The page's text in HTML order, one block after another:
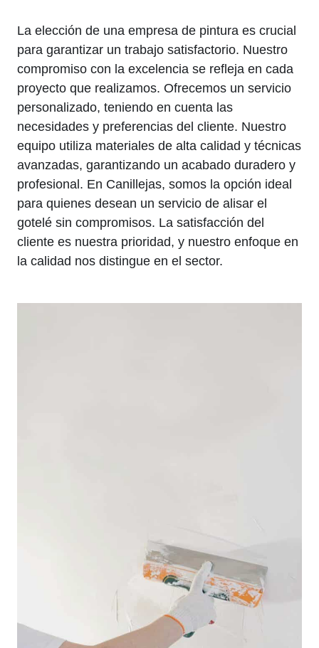
La elección de una empresa de pintura es crucial
para garantizar un trabajo satisfactorio. Nuestro
compromiso con la excelencia se refleja en cada
proyecto que realizamos. Ofrecemos un servicio
personalizado, teniendo en cuenta las
necesidades y preferencias del cliente. Nuestro
equipo utiliza materiales de alta calidad y técnicas
avanzadas, garantizando un acabado duradero y
profesional. En Canillejas, somos la opción ideal
para quienes desean un servicio de alisar el
gotelé sin compromisos. La satisfacción del
cliente es nuestra prioridad, y nuestro enfoque en
la calidad nos distingue en el sector.